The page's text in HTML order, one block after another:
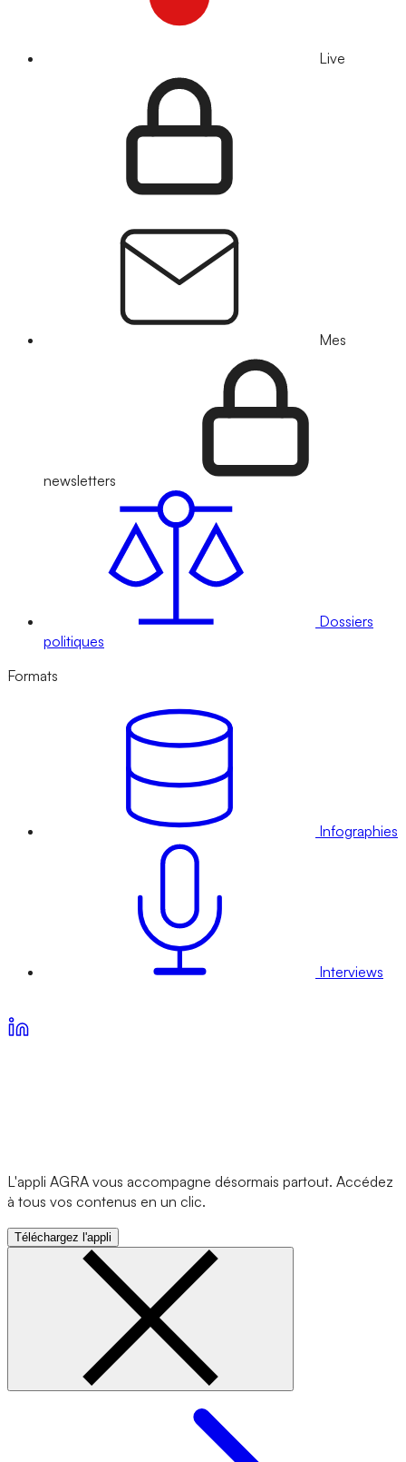
Live
Mes
newsletters
Dossiers
politiques
Formats
Infographies
Interviews
L'appli AGRA vous accompagne désormais partout. Accédez
à tous vos contenus en un clic.
Téléchargez l'appli